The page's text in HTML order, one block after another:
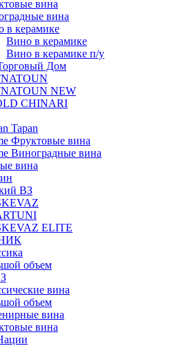
вина
вина
в керамике
Вино в керамике
Вино в керамике п/у
Дом
NEW
CHINARI
Tapan
Фруктовые вина
Виноградные вина
вина
ВЗ
ELITE
объем
вина
объем
вина
вина